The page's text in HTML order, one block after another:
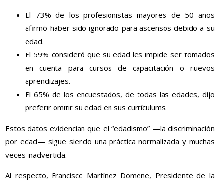
El 73% de los profesionistas mayores de 50 años
afirmó haber sido ignorado para ascensos debido a su
edad.
El 59% consideró que su edad les impide ser tomados
en cuenta para cursos de capacitación o nuevos
aprendizajes.
El 65% de los encuestados, de todas las edades, dijo
preferir omitir su edad en sus currículums.
Estos datos evidencian que el “edadismo” —la discriminación
por edad— sigue siendo una práctica normalizada y muchas
veces inadvertida.
Al respecto, Francisco Martínez Domene, Presidente de la